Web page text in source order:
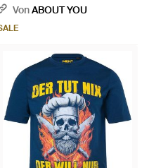
VonABOUT YOU